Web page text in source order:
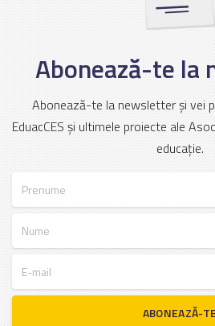
Abonează-te la
Abonează-te la newsletter și vei
EduacCES și ultimele proiecte ale
educație.
ABONEAZĂ-TE